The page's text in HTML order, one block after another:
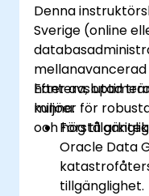
Utveckla
hantera
installation
Tillämpa
Database-
för att
framgångsrik
Denna
Sverige (online
hantera,
miljöer för
och hög
Efter avslutad
kunna:
Förstå
Oracle Data
tillgänglighet.